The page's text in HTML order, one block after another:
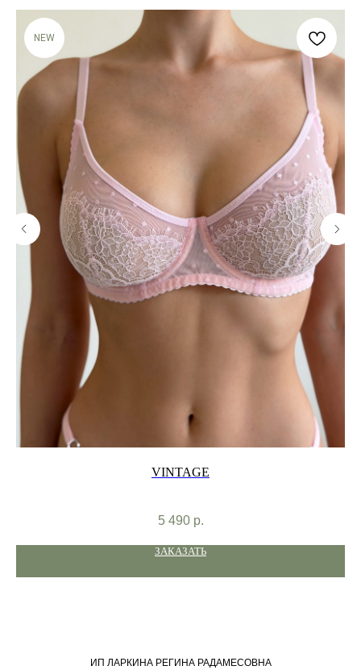
NEW
VINTAGE
5 490 р.
ЗАКАЗАТЬ
ИП ЛАРКИНА РЕГИНА РАДАМЕСОВНА